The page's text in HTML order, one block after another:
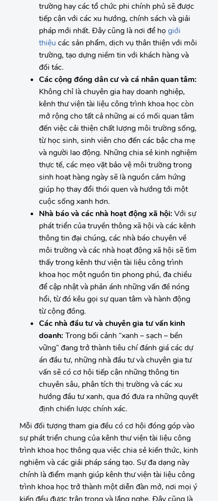
trường hay các tổ chức phi chính phủ sẽ được
tiếp cận với các xu hướng, chính sách và giải
pháp mới nhất. Đây cũng là nơi để họ giới
thiệu các sản phẩm, dịch vụ thân thiện với môi
trường, tạo dựng niềm tin với khách hàng và
đối tác.
Các cộng đồng dân cư và cá nhân quan tâm:
Không chỉ là chuyên gia hay doanh nghiệp,
kênh thư viện tài liệu công trình khoa học còn
mở rộng cho tất cả những ai có mối quan tâm
đến việc cải thiện chất lượng môi trường sống,
từ học sinh, sinh viên cho đến các bậc cha mẹ
và người lao động. Những chia sẻ kinh nghiệm
thực tế, các mẹo vặt bảo vệ môi trường trong
sinh hoạt hàng ngày sẽ là nguồn cảm hứng
giúp họ thay đổi thói quen và hướng tới một
cuộc sống xanh hơn.
Nhà báo và các nhà hoạt động xã hội: Với sự
phát triển của truyền thông xã hội và các kênh
thông tin đại chúng, các nhà báo chuyên về
môi trường và các nhà hoạt động xã hội sẽ tìm
thấy trong kênh thư viện tài liệu công trình
khoa học một nguồn tin phong phú, đa chiều
để cập nhật và phản ánh những vấn đề nóng
hổi, từ đó kêu gọi sự quan tâm và hành động
từ cộng đồng.
Các nhà đầu tư và chuyên gia tư vấn kinh
doanh: Trong bối cảnh “xanh – sạch – bền
vững” đang trở thành tiêu chí đánh giá các dự
án đầu tư, những nhà đầu tư và chuyên gia tư
vấn sẽ có cơ hội tiếp cận những thông tin
chuyên sâu, phân tích thị trường và các xu
hướng đầu tư xanh, qua đó đưa ra những quyết
định chiến lược chính xác.
Mỗi đối tượng tham gia đều có cơ hội đóng góp vào
sự phát triển chung của kênh thư viện tài liệu công
trình khoa học thông qua việc chia sẻ kiến thức, kinh
nghiệm và các giải pháp sáng tạo. Sự đa dạng này
chính là điểm mạnh giúp kênh thư viện tài liệu công
trình khoa học trở thành một diễn đàn mở, nơi mọi ý